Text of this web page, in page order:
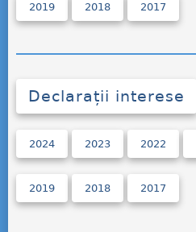
2019 2018 2017
Declarații interese
2024 2023 2022
2019 2018 2017